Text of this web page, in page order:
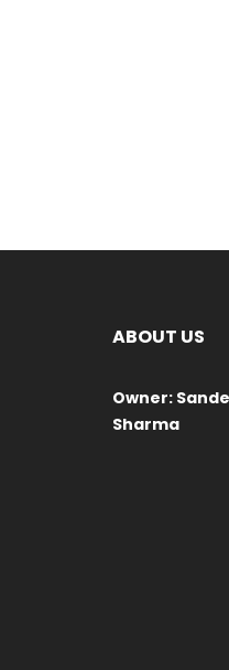
ABOUT US
Owner:
Sharma